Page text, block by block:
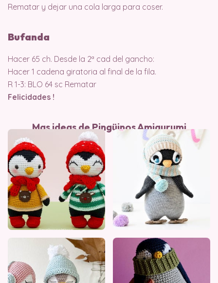
Rematar y dejar una cola larga para coser.
Bufanda
Hacer 65 ch. Desde la 2ª cad del gancho:
Hacer 1 cadena giratoria al final de la fila.
R 1-3: BLO 64 sc Rematar
Felicidades !
Mas ideas de Pingüinos Amigurumi